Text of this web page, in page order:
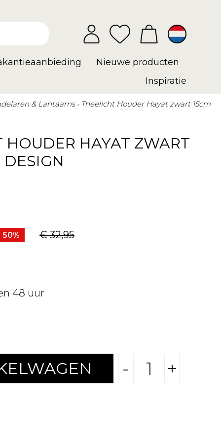
Nieuwe producten
Inspiratie
& Lantaarns Theelicht Houder Hayat zwart 15cm
HOUDER HAYAT ZWART
DESIGN
50% € 32,95
48 uur
- +